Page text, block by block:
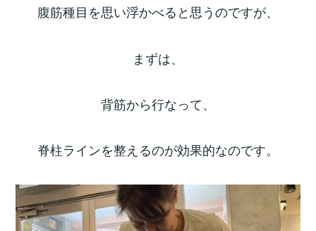
腹筋種目を思い浮かべると思うのですが、
まずは、
背筋から行なって、
脊柱ラインを整えるのが効果的なのです。